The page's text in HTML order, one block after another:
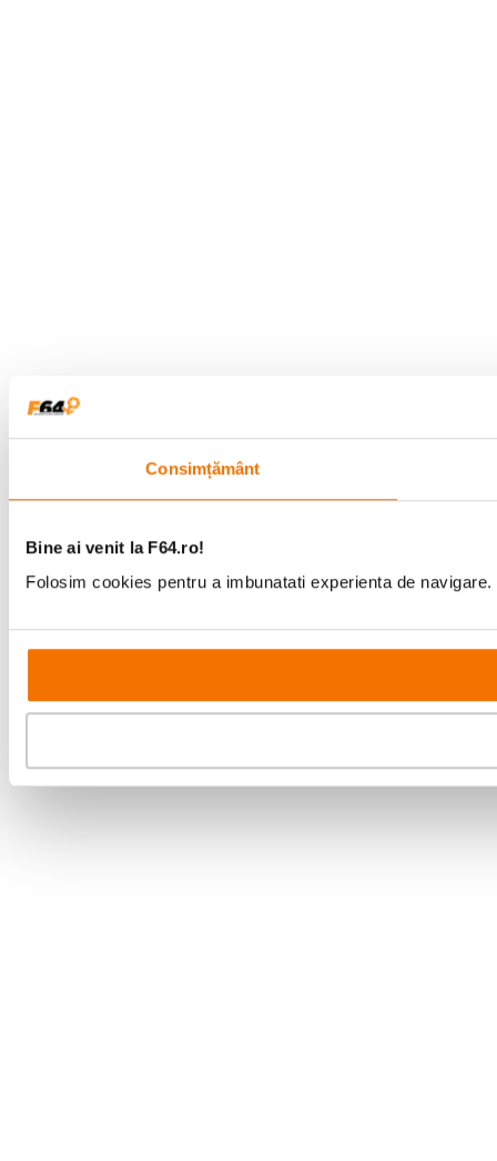
Consimțământ
Bine ai venit la F64.ro!
Folosim cookies pentru a imbunatati experienta de